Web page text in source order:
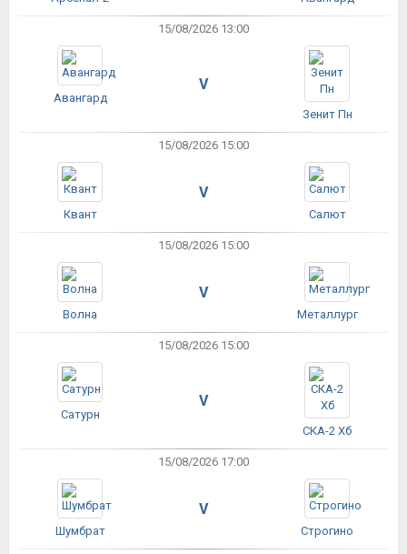
15/08/2026 13:00
Авангард
V
Зенит Пн
15/08/2026 15:00
Квант
V
Салют
15/08/2026 15:00
Волна
V
Металлург
15/08/2026 15:00
Сатурн
V
СКА-2 Хб
15/08/2026 17:00
Шумбрат
V
Строгино